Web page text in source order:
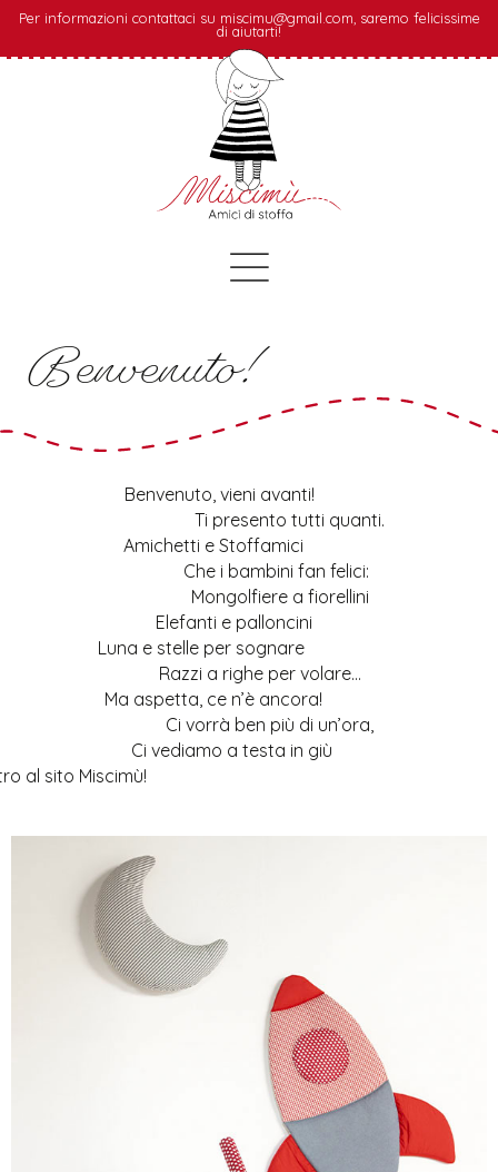
Per informazioni contattaci su miscimu@gmail.com, saremo felicissime
di aiutarti!
Benvenuto!
Benvenuto, vieni avanti!
Ti presento tutti quanti.
Amichetti e Stoffamici
Che i bambini fan felici:
Mongolfiere a fiorellini
Elefanti e palloncini
Luna e stelle per sognare
Razzi a righe per volare…
Ma aspetta, ce n’è ancora!
Ci vorrà ben più di un’ora,
Ci vediamo a testa in giù
al sito Miscimù!